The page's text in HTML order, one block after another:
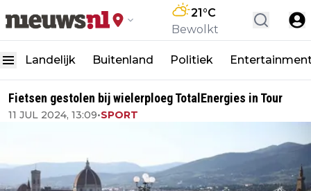
21°C
Bewolkt
Landelijk Buitenland Politiek
Fietsen gestolen bij wielerploeg TotalEnergies in Tour
11 JUL 2024, 13:09•SPORT